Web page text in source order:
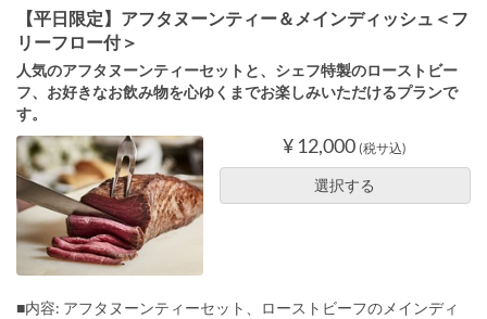
【平日限定】アフタヌーンティー＆メインディッシュ＜フ
リーフロー付＞
人気のアフタヌーンティーセットと、シェフ特製のローストビー
フ、お好きなお飲み物を心ゆくまでお楽しみいただけるプランで
す。
¥ 12,000 (税サ込)
選択する
■内容: アフタヌーンティーセット、ローストビーフのメインディ